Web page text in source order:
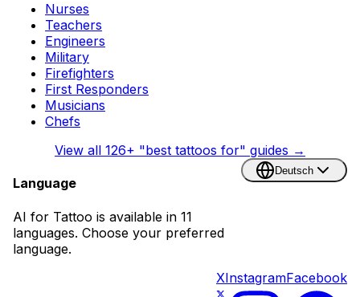
Nurses
Teachers
Engineers
Military
Firefighters
First Responders
Musicians
Chefs
View all 126+ "best tattoos for" guides →
Language
AI for Tattoo is available in 11
languages. Choose your preferred
language.
Deutsch
XInstagramFacebook